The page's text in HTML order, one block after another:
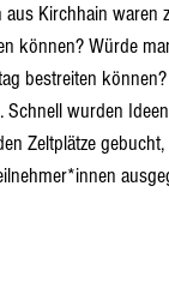
aus Kirchhain
können? Würde
bestreiten
wurden
Zeltplätze